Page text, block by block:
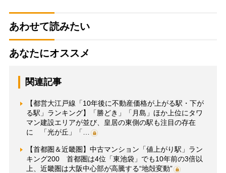
あわせて読みたい
あなたにオススメ
関連記事
【都営大江戸線「10年後に不動産価格が上がる駅・下が
る駅」ランキング】「勝どき」「月島」ほか上位にタワ
マン建設エリアが並び、皇居の東側の駅も注目の存在
に 「光が丘」「…
【首都圏＆近畿圏】中古マンション「値上がり駅」ラン
キング200 首都圏は4位「東池袋」でも10年前の3倍以
上、近畿圏は大阪中心部が高騰する“地殻変動”